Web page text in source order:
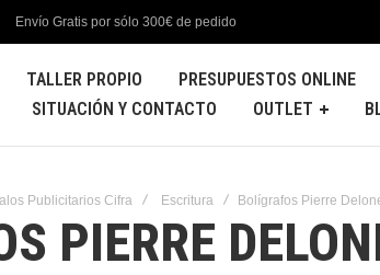
Envío Gratis por sólo 300€ de pedido
TALLER PROPIO PRESUPUESTOS ONLINE
SITUACIÓN Y CONTACTO
OUTLET
Publicitarios Cifra Escritura Bolígrafos Pierre
PIERRE